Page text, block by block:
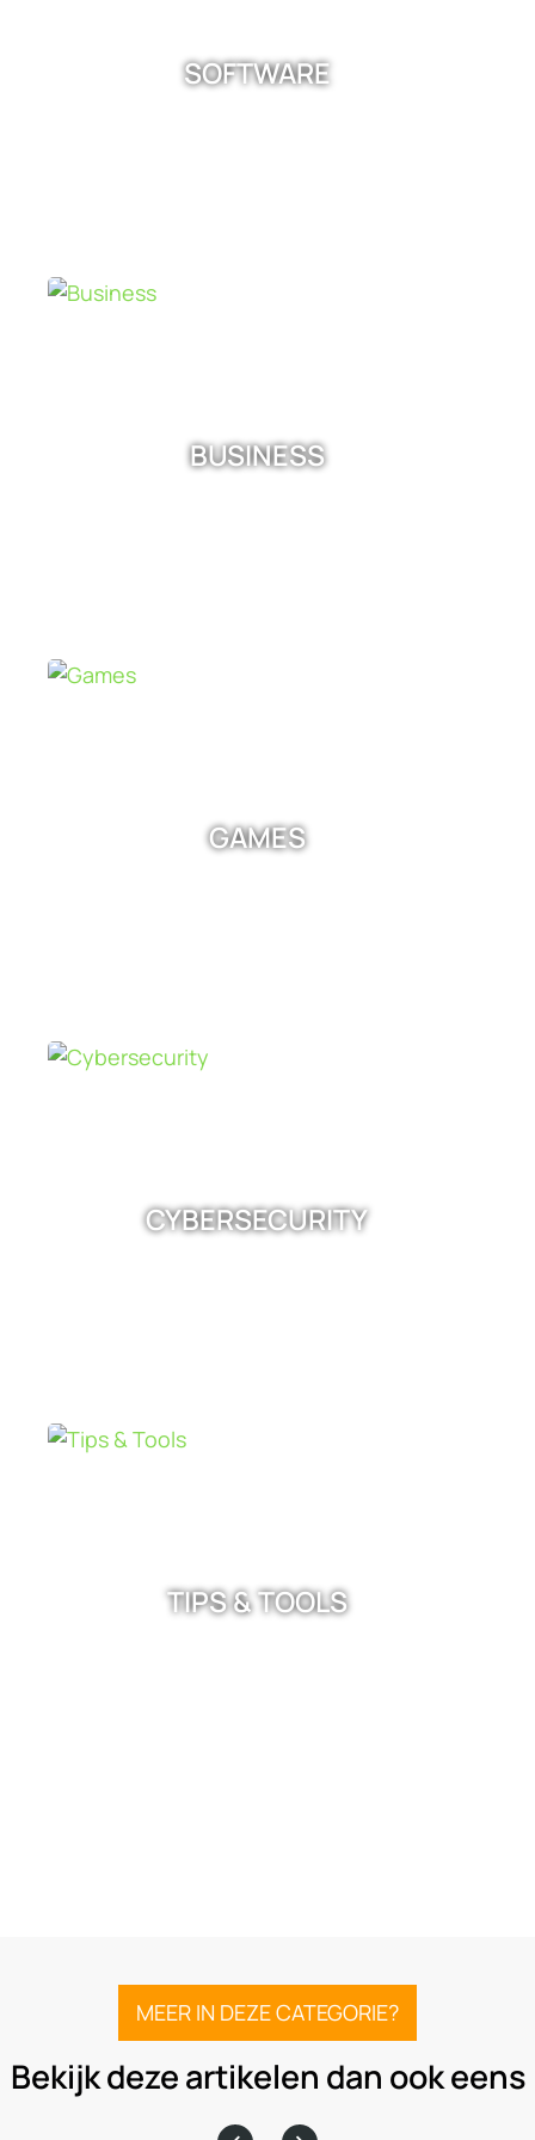
SOFTWARE
BUSINESS
GAMES
CYBERSECURITY
TIPS & TOOLS
MEER IN DEZE CATEGORIE?
Bekijk deze artikelen dan ook eens